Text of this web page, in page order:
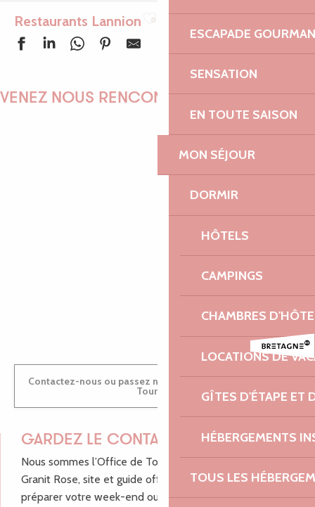
ESCAPADE
SENSATION
EN TOUTE SAISON
MON SÉJOUR
DORMIR
HÔTELS
CAMPINGS
CHAMBRES
LOCATIONS DE
GÎTES D'ÉTAPE ET
HÉBERGEMENTS
TOUS LES
Restaurants Lannion
Ajouter aux favoris
Golden
VENEZ NOUS RENCONTRER !
MARINE
Contactez-nous ou passez nous voir dans nos Offices de
Tourisme
GARDEZ LE CONTACT !
Nous sommes l’Office de Tourisme Bretagne - Côte de
Granit Rose, site et guide officiel pour vous aider à
préparer votre week-end ou vos vacances à Lannion,